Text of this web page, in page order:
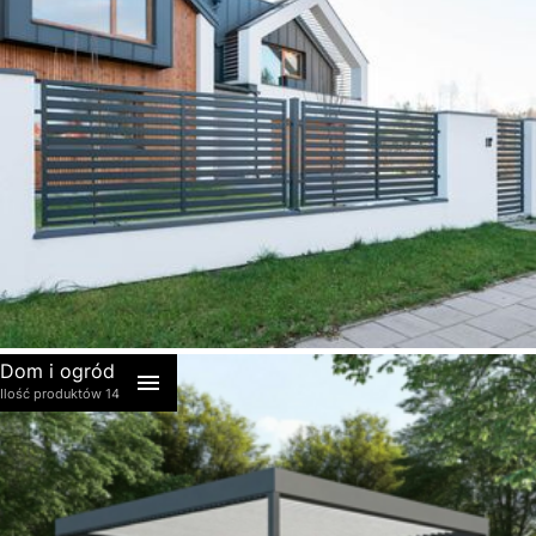
akcesoria
Dom i ogród
Ilość produktów 14